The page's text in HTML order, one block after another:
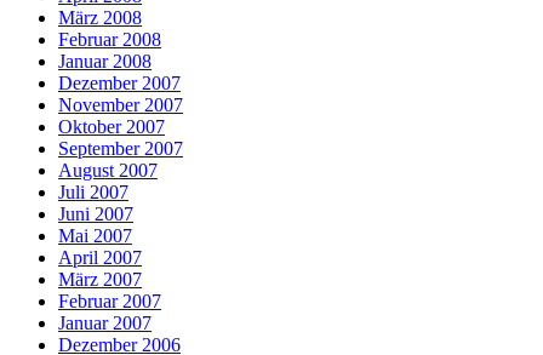
März 2008
Februar 2008
Januar 2008
Dezember 2007
November 2007
Oktober 2007
September 2007
August 2007
Juli 2007
Juni 2007
Mai 2007
April 2007
März 2007
Februar 2007
Januar 2007
Dezember 2006